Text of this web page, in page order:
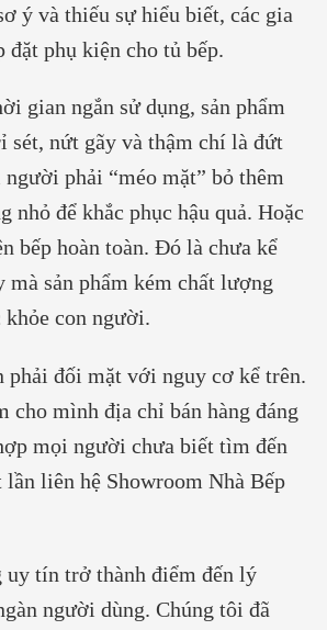
ý và thiếu sự hiểu biết, các gia
đặt phụ kiện cho tủ bếp.
gian ngắn sử dụng, sản phẩm
sét, nứt gãy và thậm chí là đứt
phải “méo mặt” bỏ thêm
nhỏ để khắc phục hậu quả. Hoặc
bếp hoàn toàn. Đó là chưa kể
mà sản phẩm kém chất lượng
khỏe con người.
phải đối mặt với nguy cơ kể trên.
cho mình địa chỉ bán hàng đáng
mọi người chưa biết tìm đến
liên hệ Showroom Nhà Bếp
uy tín trở thành điểm đến lý
người dùng. Chúng tôi đã